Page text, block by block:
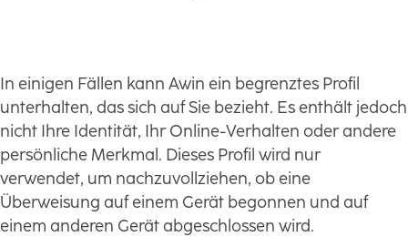
In einigen Fällen kann Awin ein begrenztes Profil
unterhalten, das sich auf Sie bezieht. Es enthält jedoch
nicht Ihre Identität, Ihr Online-Verhalten oder andere
persönliche Merkmal. Dieses Profil wird nur
verwendet, um nachzuvollziehen, ob eine
Überweisung auf einem Gerät begonnen und auf
einem anderen Gerät abgeschlossen wird.